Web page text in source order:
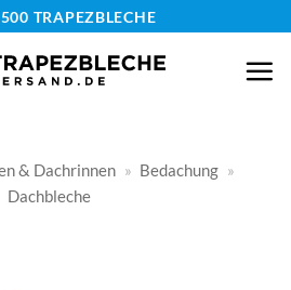
TRAPEZBLECHE
& Dachrinnen » Bedachung »
Dachbleche